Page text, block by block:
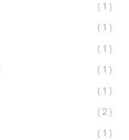
( 1 )
( 1 )
( 1 )
( 1 )
( 1 )
( 2 )
( 1 )